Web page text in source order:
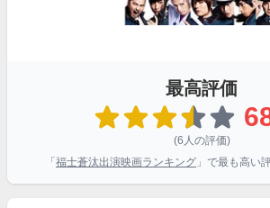
最高評価
(6人の評価)
「 福士蒼汰出演映画ランキング 」で最も高い